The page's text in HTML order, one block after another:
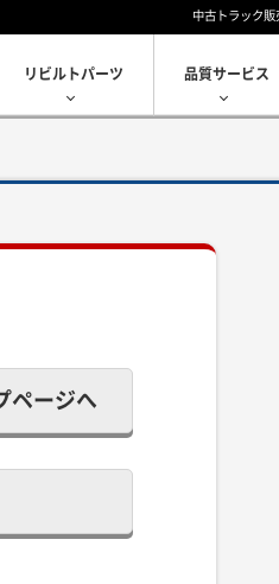
中古トラック販
品質サービス
リビルトパーツ
ページへ